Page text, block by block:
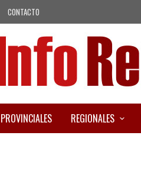
CONTACTO
PROVINCIALES REGIONALES